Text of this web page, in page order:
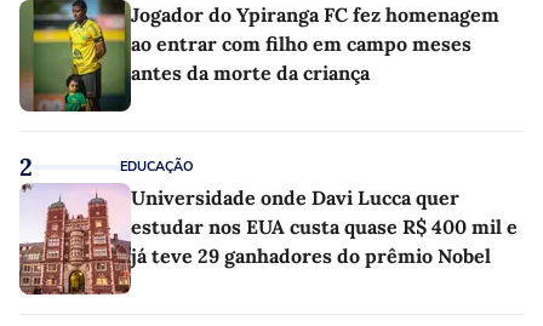
Jogador do Ypiranga FC fez homenagem
ao entrar com filho em campo meses
antes da morte da criança
2 EDUCAÇÃO
Universidade onde Davi Lucca quer
estudar nos EUA custa quase R$ 400 mil e
já teve 29 ganhadores do prêmio Nobel